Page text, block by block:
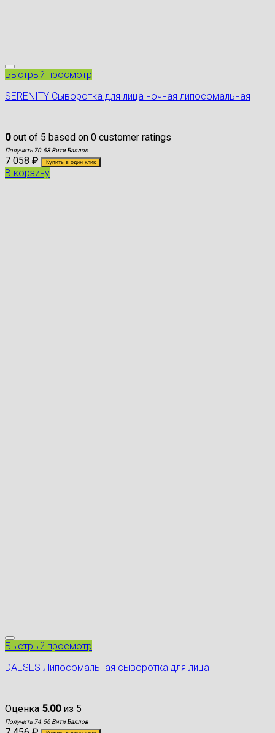
Быстрый просмотр
SERENITY Сыворотка для лица ночная липосомальная
0out of 5 based on 0 customer ratings
Получить 70.58 Вити Баллов
7 058 ₽ Купить в один клик
В корзину
Быстрый просмотр
DAESES Липосомальная сыворотка для лица
Оценка 5.00из 5
Получить 74.56 Вити Баллов